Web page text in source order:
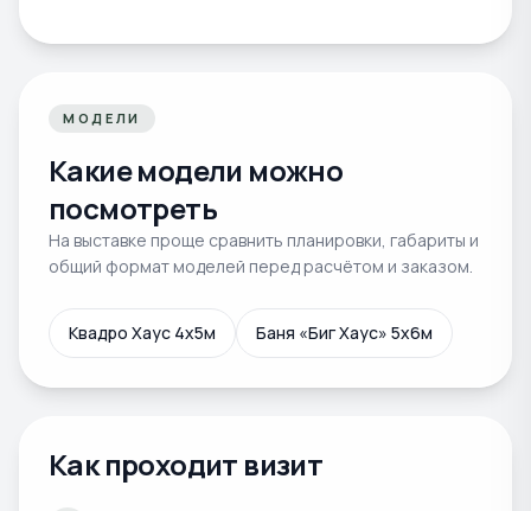
МОДЕЛИ
Какие модели можно
посмотреть
На выставке проще сравнить планировки, габариты и
общий формат моделей перед расчётом и заказом.
Квадро Хаус 4x5м Баня «Биг Хаус» 5х6м
Как проходит визит